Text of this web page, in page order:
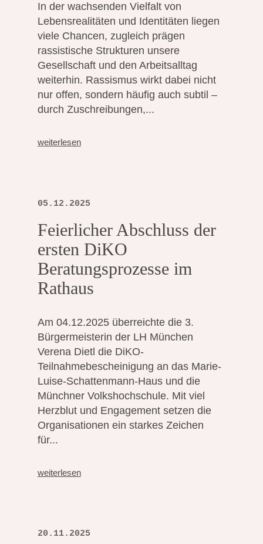
In der wachsenden Vielfalt von
Lebensrealitäten und Identitäten liegen
viele Chancen, zugleich prägen
rassistische Strukturen unsere
Gesellschaft und den Arbeitsalltag
weiterhin. Rassismus wirkt dabei nicht
nur offen, sondern häufig auch subtil –
durch Zuschreibungen,...
weiterlesen
Feierlicher Abschluss der
ersten DiKO
Beratungsprozesse im
Rathaus
05.12.2025
Am 04.12.2025 überreichte die 3.
Bürgermeisterin der LH München
Verena Dietl die DiKO-
Teilnahmebescheinigung an das Marie-
Luise-Schattenmann-Haus und die
Münchner Volkshochschule. Mit viel
Herzblut und Engagement setzen die
Organisationen ein starkes Zeichen
für...
weiterlesen
20.11.2025